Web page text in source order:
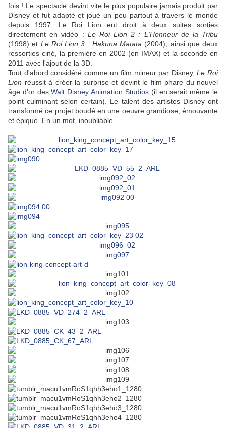
fois ! Le spectacle devint vite le plus populaire jamais produit par
Disney et fut adapté et joué un peu partout à travers le monde
depuis 1997. Le Roi Lion eut droit à deux suites sorties
directement en vidéo : Le Roi Lion 2 : L'Honneur de la Tribu
(1998) et Le Roi Lion 3 : Hakuna Matata (2004), ainsi que deux
ressorties ciné, la première en 2002 (en IMAX) et la seconde en
2011 avec l'ajout de la 3D.
Tout d'abord considéré comme un film mineur par Disney,Le Roi
Lion réussit à créer la surprise et devint le film phare du nouvel
âge d'or desWalt Disney Animation Studios(il en serait même le
point culminant selon certain). Le talent des artistes Disney ont
transformé ce projet boudé en une oeuvre grandiose, émouvante
et épique. En un mot, inoubliable.